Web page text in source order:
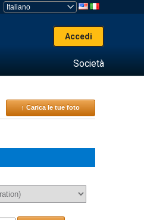
Accedi
Società
↑ Carica le tue foto